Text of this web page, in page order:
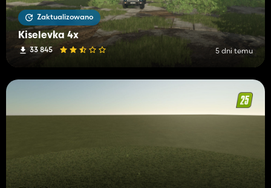
Zaktualizowano
Kiselevka 4x
33 845 5 dni temu